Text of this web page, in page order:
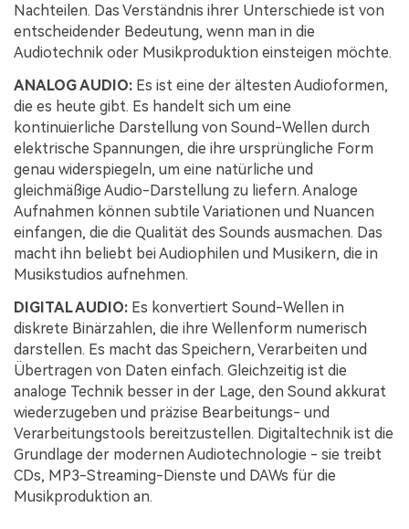
Nachteilen. Das Verständnis ihrer Unterschiede ist von
entscheidender Bedeutung, wenn man in die
Audiotechnik oder Musikproduktion einsteigen möchte.
ANALOG AUDIO: Es ist eine der ältesten Audioformen,
die es heute gibt. Es handelt sich um eine
kontinuierliche Darstellung von Sound-Wellen durch
elektrische Spannungen, die ihre ursprüngliche Form
genau widerspiegeln, um eine natürliche und
gleichmäßige Audio-Darstellung zu liefern. Analoge
Aufnahmen können subtile Variationen und Nuancen
einfangen, die die Qualität des Sounds ausmachen. Das
macht ihn beliebt bei Audiophilen und Musikern, die in
Musikstudios aufnehmen.
DIGITAL AUDIO: Es konvertiert Sound-Wellen in
diskrete Binärzahlen, die ihre Wellenform numerisch
darstellen. Es macht das Speichern, Verarbeiten und
Übertragen von Daten einfach. Gleichzeitig ist die
analoge Technik besser in der Lage, den Sound akkurat
wiederzugeben und präzise Bearbeitungs- und
Verarbeitungstools bereitzustellen. Digitaltechnik ist die
Grundlage der modernen Audiotechnologie - sie treibt
CDs, MP3-Streaming-Dienste und DAWs für die
Musikproduktion an.